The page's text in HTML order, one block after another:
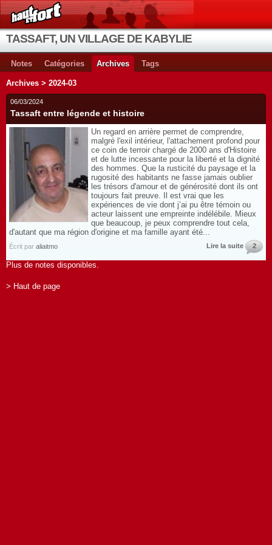
TASSAFT, UN VILLAGE DE KABYLIE
Notes Catégories Archives Tags
Archives > 2024-03
06/03/2024
Tassaft entre légende et histoire
Un regard en arrière permet de comprendre,
malgré l'exil intérieur, l'attachement profond pour
ce coin de terroir chargé de 2000 ans d'Histoire
et de lutte incessante pour la liberté et la dignité
des hommes. Que la rusticité du paysage et la
rugosité des habitants ne fasse jamais oublier
les trésors d'amour et de générosité dont ils ont
toujours fait preuve. Il est vrai que les
expériences de vie dont j’ai pu être témoin ou
acteur laissent une empreinte indélébile. Mieux
que beaucoup, je peux comprendre tout cela,
d'autant que ma région d'origine et ma famille ayant été...
Écrit par aliaitmo Lire la suite 2
Plus de notes disponibles.
> Haut de page